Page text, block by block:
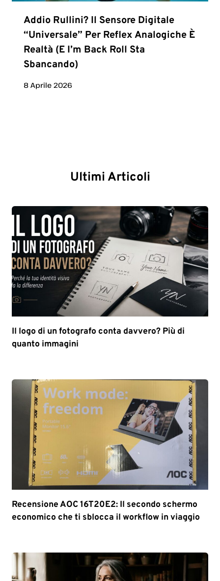
Addio Rullini? Il Sensore Digitale
“universale” Per Reflex Analogiche È
Realtà (e I’m Back Roll Sta
Sbancando)
8 Aprile 2026
Ultimi Articoli
Il logo di un fotografo conta davvero? Più di
quanto immagini
Recensione AOC 16T20E2: Il secondo schermo
economico che ti sblocca il workflow in viaggio